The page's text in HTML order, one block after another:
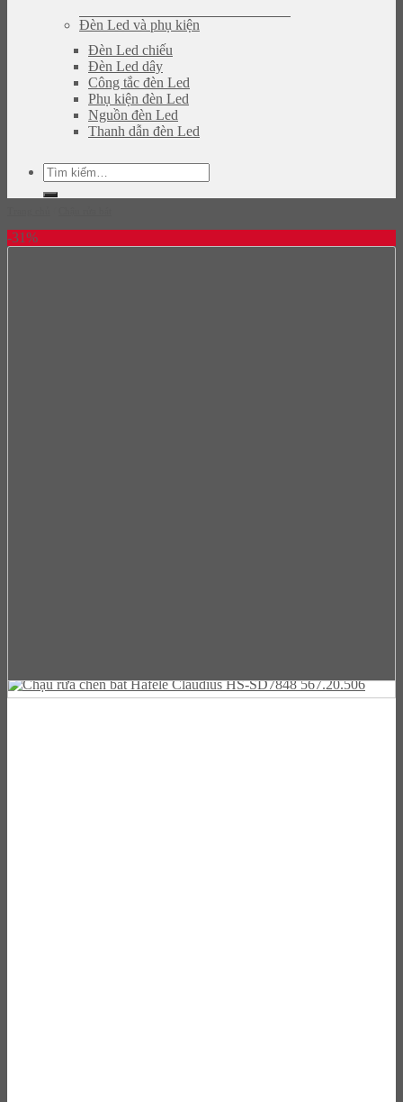
Đèn Led và phụ kiện
Đèn Led chiếu
Đèn Led dây
Công tắc đèn Led
Phụ kiện đèn Led
Nguồn đèn Led
Thanh dẫn đèn Led
Tìm
kiếm:
-31%